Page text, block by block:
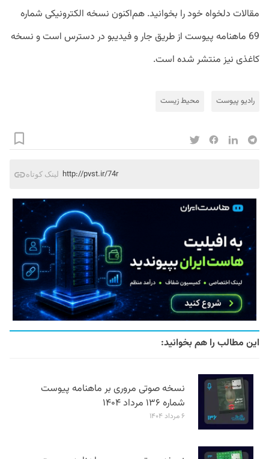
مقالات دلخواه خود را بخوانید. هم‌اکنون نسخه الکترونیکی شماره
69 ماهنامه پیوست از طریق جار و فیدیبو در دسترس است و نسخه
کاغذی نیز منتشر شده است.
رادیو پیوست محیط زیست
لینک کوتاه http://pvst.ir/74r
این مطالب را هم بخوانید:
نسخه صوتی مروری بر ماهنامه پیوست
شماره ۱۳۶ مرداد ۱۴۰۴
۶ مرداد ۱۴۰۴